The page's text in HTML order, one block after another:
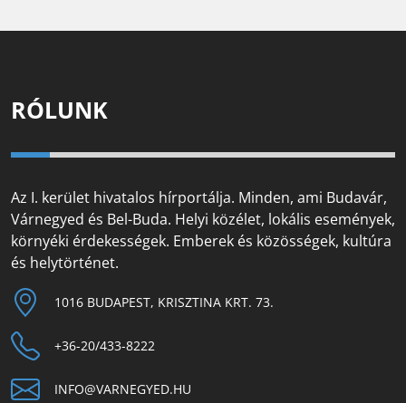
RÓLUNK
Az I. kerület hivatalos hírportálja. Minden, ami Budavár,
Várnegyed és Bel-Buda. Helyi közélet, lokális események,
környéki érdekességek. Emberek és közösségek, kultúra
és helytörténet.
1016 BUDAPEST, KRISZTINA KRT. 73.
+36-20/433-8222
INFO@VARNEGYED.HU